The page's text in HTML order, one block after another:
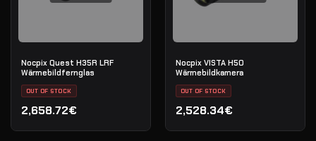
Nocpix Quest H35R LRF
Wärmebildfernglas
OUT OF STOCK
2,658.72€
Nocpix VISTA H50
Wärmebildkamera
OUT OF STOCK
2,528.34€